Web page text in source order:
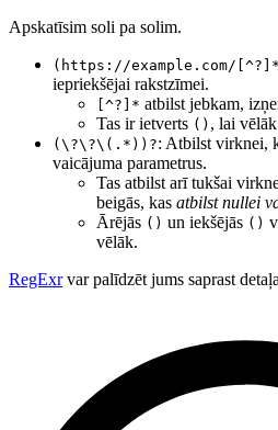
Apskatīsim soli pa solim.
(https://example.com/
iepriekšējai rakstzīmei.
[^?]* atbilst jebkam,
Tas ir ietverts () , lai
(\?\?\(.*))?: Atbilst virknei,
vaicājuma parametrus.
Tas atbilst arī tukšai
beigās, kas atbilst nullei
Ārējās () un iekšējās ()
vēlāk.
RegExrvar palīdzēt jums saprast